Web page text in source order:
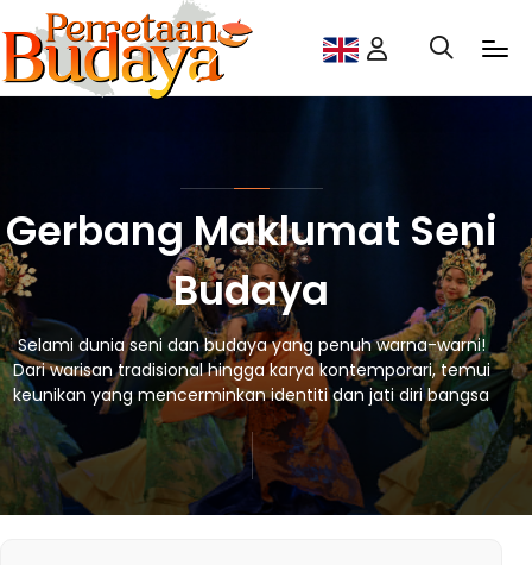
Gerbang Maklumat Seni
Budaya
Selami dunia seni dan budaya yang penuh warna-warni!
Dari warisan tradisional hingga karya kontemporari, temui
keunikan yang mencerminkan identiti dan jati diri bangsa